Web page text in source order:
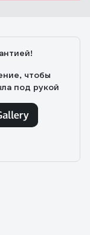
чтобы
под рукой